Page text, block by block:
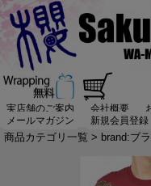
実店舗のご案内 会社概要
メールマガジン
新規会員登録
商品カテゴリ一覧 > brand:ブ